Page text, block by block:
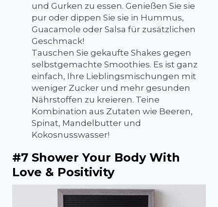
und Gurken zu essen. Genießen Sie sie
pur oder dippen Sie sie in Hummus,
Guacamole oder Salsa für zusätzlichen
Geschmack!
Tauschen Sie gekaufte Shakes gegen
selbstgemachte Smoothies. Es ist ganz
einfach, Ihre Lieblingsmischungen mit
weniger Zucker und mehr gesunden
Nährstoffen zu kreieren. Teine
Kombination aus Zutaten wie Beeren,
Spinat, Mandelbutter und
Kokosnusswasser!
#7 Shower Your Body With
Love & Positivity